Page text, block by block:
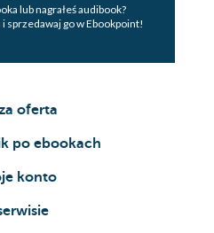
lub nagrałeś audibook?
i sprzedawaj go w Ebookpoint!
oferta
po ebookach
konto